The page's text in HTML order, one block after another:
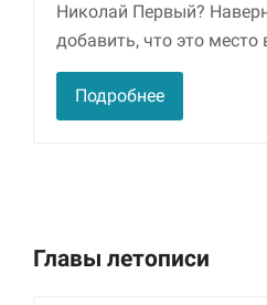
Николай Первый?
добавить, что это место
Подробнее
Главы летописи